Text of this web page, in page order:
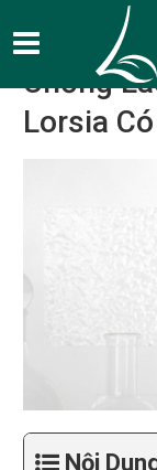
Kinh nghiệm, bí
Chống
Lorsia
Nội